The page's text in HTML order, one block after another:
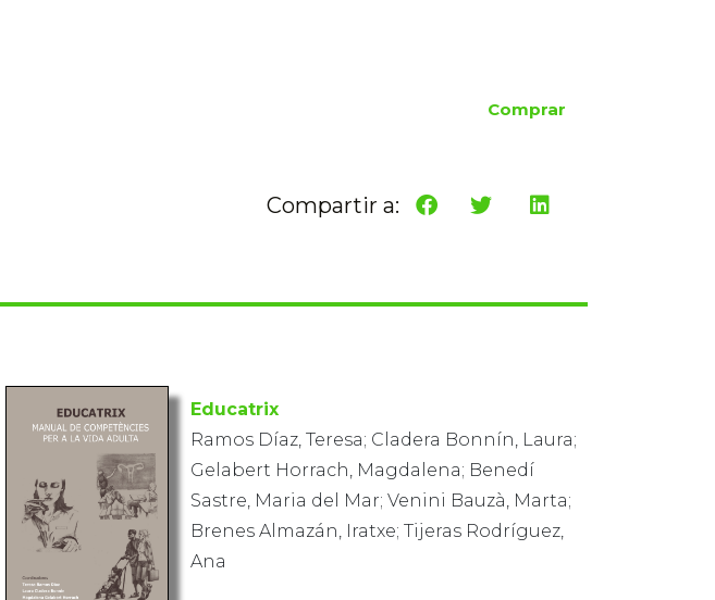
Comprar
Compartir a:
Educatrix
Ramos Díaz, Teresa; Cladera Bonnín, Laura;
Gelabert Horrach, Magdalena; Benedí
Sastre, Maria del Mar; Venini Bauzà, Marta;
Brenes Almazán, Iratxe; Tijeras Rodríguez,
Ana